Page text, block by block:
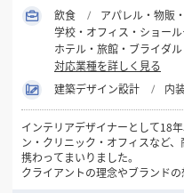
飲食
アパレル・物販
学校・オフィス・ショー
ホテル・旅館・ブライダル
対応業種を詳しく見る
建築デザイン設計
内
インテリアデザイナーとして18
ン・クリニック・オフィスなど
携わってまいりました。
クライアントの理念やブランド